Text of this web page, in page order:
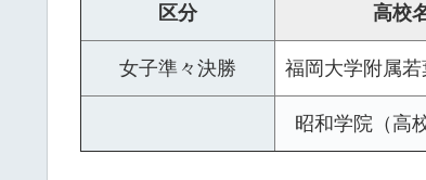
区分 高校
女子準々決勝 福岡大学附属若
昭和学院（高